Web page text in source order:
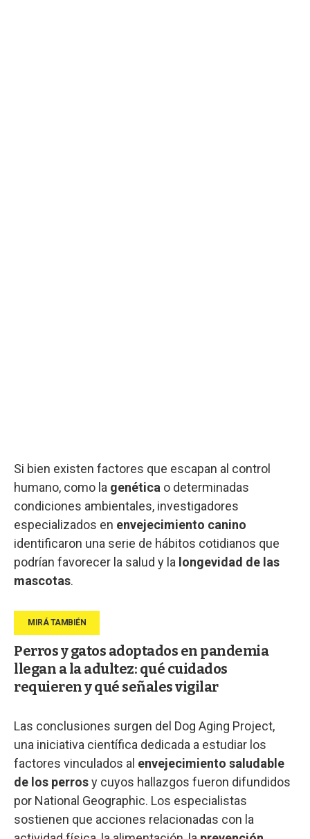
Si bien existen factores que escapan al control
humano, como la genética o determinadas
condiciones ambientales, investigadores
especializados en envejecimiento canino
identificaron una serie de hábitos cotidianos que
podrían favorecer la salud y la longevidad de las
mascotas.
Perros y gatos adoptados en pandemia
llegan a la adultez: qué cuidados
requieren y qué señales vigilar
Las conclusiones surgen del Dog Aging Project,
una iniciativa científica dedicada a estudiar los
factores vinculados al envejecimiento saludable
de los perrosy cuyos hallazgos fueron difundidos
por National Geographic. Los especialistas
sostienen que acciones relacionadas con la